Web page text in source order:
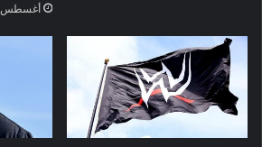
أغسطس 7, 2026